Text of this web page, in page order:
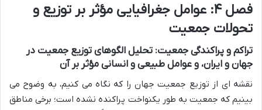
فصل ۴: عوامل جغرافیایی مؤثر بر توزیع و
تحولات جمعیت
تراکم و پراکندگی جمعیت: تحلیل الگوهای توزیع جمعیت در
جهان و ایران، و عوامل طبیعی و انسانی مؤثر بر آن
نقشه ای از توزیع جمعیت جهان را که نگاه می کنیم، به وضوح می
بینیم که جمعیت به طور یکنواخت پراکنده نشده است؛ برخی مناطق